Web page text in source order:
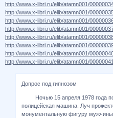
http://www.x-libri.ru/elib/atamn001/
http://www.x-libri.ru/elib/atamn001/
http://www.x-libri.ru/elib/atamn001/
http://www.x-libri.ru/elib/atamn001/
http://www.x-libri.ru/elib/atamn001/
http://www.x-libri.ru/elib/atamn001/
http://www.x-libri.ru/elib/atamn001/
http://www.x-libri.ru/elib/atamn001/
Допрос под гипнозом
Ночью 15 апреля 1978 года по
полицейская машина. Луч
монументальную фигуру